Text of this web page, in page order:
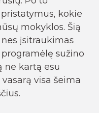
kokie
mokyklos. Šią
įsitraukimas
sužino
ne kartą esu
visa šeima